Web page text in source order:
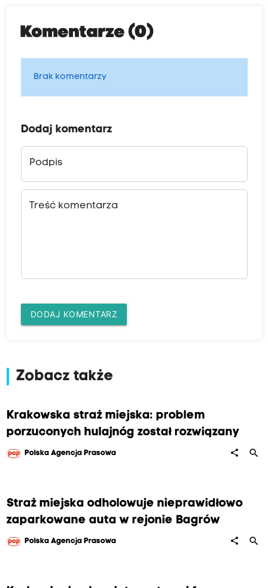
Komentarze (0)
Brak komentarzy
Dodaj komentarz
Podpis
Treść komentarza
DODAJ KOMENTARZ
Zobacz także
Krakowska straż miejska: problem
porzuconych hulajnóg został rozwiązany
Polska Agencja Prasowa share search
Straż miejska odholowuje nieprawidłowo
zaparkowane auta w rejonie Bagrów
Polska Agencja Prasowa share search